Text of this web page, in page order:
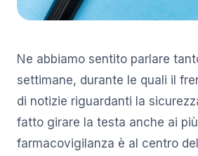
Ne abbiamo sentito parlare
settimane, durante le quali il
di notizie riguardanti la
fatto girare la testa anche ai
farmacovigilanza è al centro